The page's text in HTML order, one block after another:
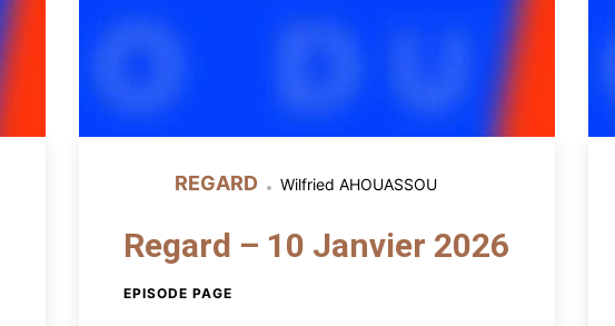
REGARD Wilfried AHOUASSOU
Regard – 10 Janvier 2026
EPISODE PAGE